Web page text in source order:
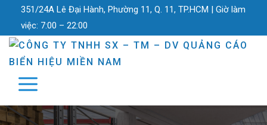
351/24A Lê Đại Hành, Phường 11, Q. 11, TP.HCM | Giờ làm
việc: 7:00 – 22:00